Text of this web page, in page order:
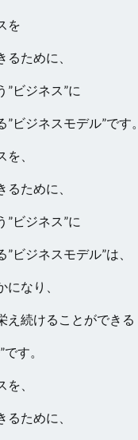
を
ために、
”ビジネス”に
ビジネスモデル”です。
、
ために、
”ビジネス”に
ビジネスモデル”は、
なり、
え続けることができる
す。
、
ために、